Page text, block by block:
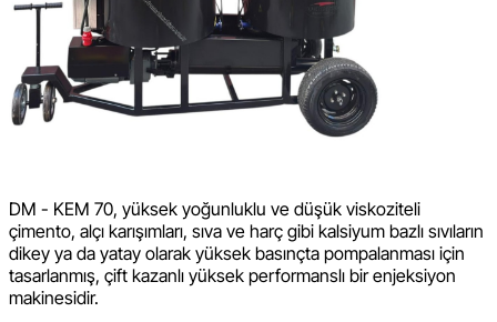
DM - KEM 70, yüksek yoğunluklu ve düşük viskoziteli
çimento, alçı karışımları, sıva ve harç gibi kalsiyum bazlı sıvıların
dikey ya da yatay olarak yüksek basınçta pompalanması için
tasarlanmış, çift kazanlı yüksek performanslı bir enjeksiyon
makinesidir.